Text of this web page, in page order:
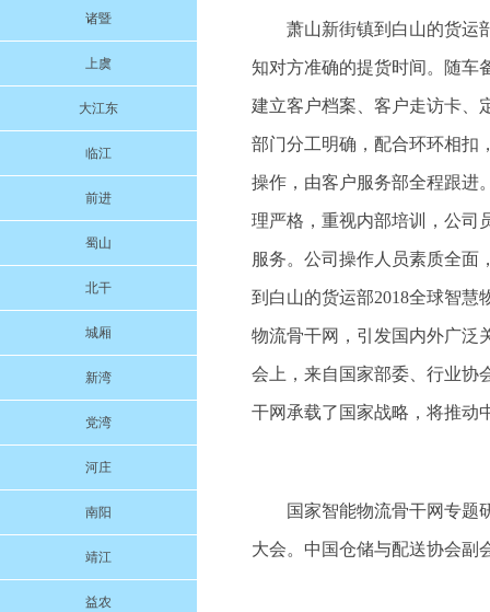
诸暨
上虞
大江东
临江
前进
蜀山
北干
城厢
新湾
党湾
河庄
南阳
靖江
益农
萧山新街镇到白山的货运
知对方准确的提货时间。随车
建立客户档案、客户走访卡、
部门分工明确，配合环环相扣
操作，由客户服务部全程跟进
理严格，重视内部培训，公司
服务。公司操作人员素质全面
到白山的货运部2018全球智
物流骨干网，引发国内外广泛
会上，来自国家部委、行业协
干网承载了国家战略，将推动
国家智能物流骨干网专题
大会。中国仓储与配送协会副